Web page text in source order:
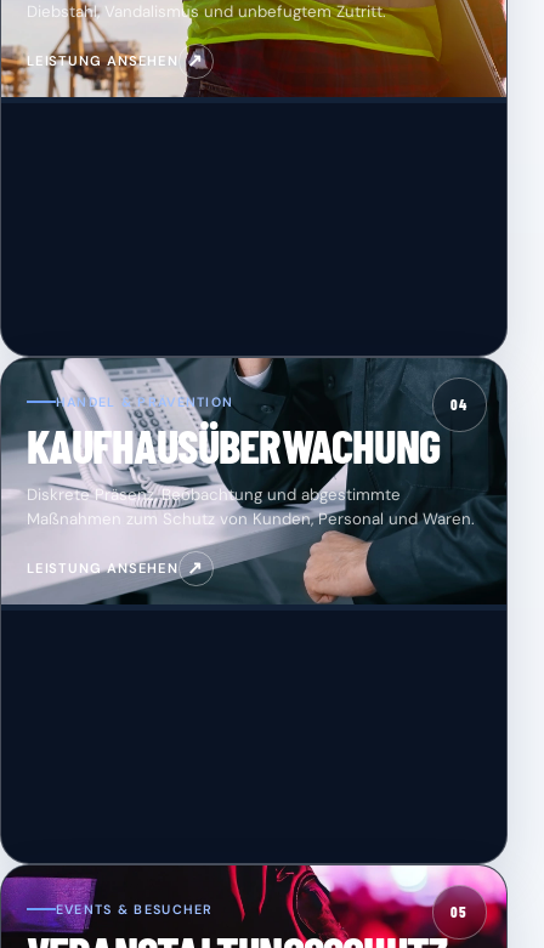
Diebstahl, Vandalismus und unbefugtem Zutritt.
LEISTUNG ANSEHEN ↗
04
HANDEL & PRÄVENTION
KAUFHAUSÜBERWACHUNG
Diskrete Präsenz, Beobachtung und abgestimmte
Maßnahmen zum Schutz von Kunden, Personal und Waren.
LEISTUNG ANSEHEN ↗
05
EVENTS & BESUCHER